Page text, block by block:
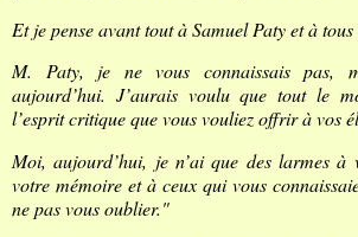
Et je pense avant tout à Samuel Paty et à
M. Paty, je ne vous connaissais pas,
aujourd’hui. J’aurais voulu que tout le
l’esprit critique que vous vouliez offrir à vos
Moi, aujourd’hui, je n’ai que des larmes
votre mémoire et à ceux qui vous
ne pas vous oublier."